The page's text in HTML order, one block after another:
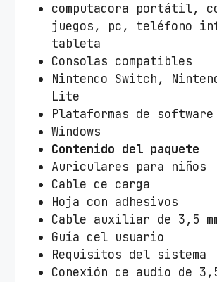
computadora portátil,
juegos, pc, teléfono
tableta
Consolas compatibles
Nintendo Switch,
Lite
Plataformas de
Windows
Contenido del paquete
Auriculares para niños
Cable de carga
Hoja con adhesivos
Cable auxiliar de 3,5
Guía del usuario
Requisitos del sistema
Conexión de audio de 3,5